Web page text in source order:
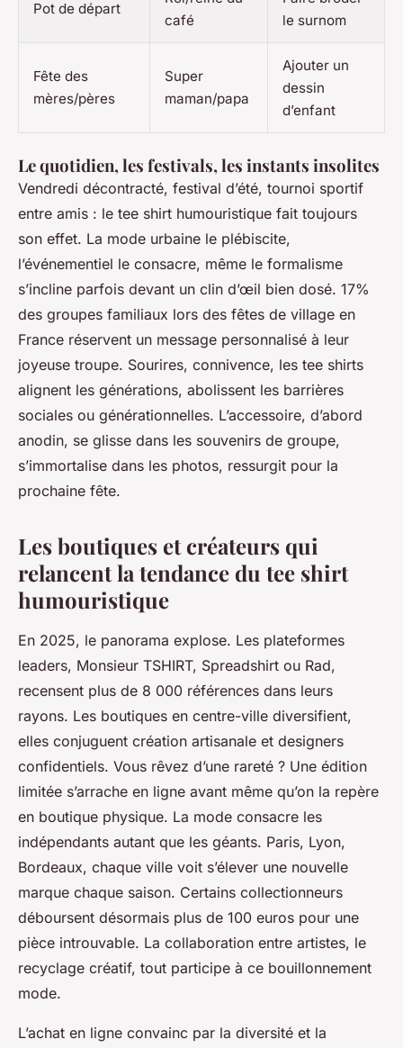
Pot de départ
café
le surnom
Fête des
mères/pères
Super
maman/papa
Ajouter un
dessin
d’enfant
Le quotidien, les festivals, les instants insolites
Vendredi décontracté, festival d’été, tournoi sportif
entre amis : le tee shirt humouristique fait toujours
son effet. La mode urbaine le plébiscite,
l’événementiel le consacre, même le formalisme
s’incline parfois devant un clin d’œil bien dosé. 17%
des groupes familiaux lors des fêtes de village en
France réservent un message personnalisé à leur
joyeuse troupe. Sourires, connivence, les tee shirts
alignent les générations, abolissent les barrières
sociales ou générationnelles. L’accessoire, d’abord
anodin, se glisse dans les souvenirs de groupe,
s’immortalise dans les photos, ressurgit pour la
prochaine fête.
Les boutiques et créateurs qui
relancent la tendance du tee shirt
humouristique
En 2025, le panorama explose. Les plateformes
leaders, Monsieur TSHIRT, Spreadshirt ou Rad,
recensent plus de 8 000 références dans leurs
rayons. Les boutiques en centre-ville diversifient,
elles conjuguent création artisanale et designers
confidentiels. Vous rêvez d’une rareté ? Une édition
limitée s’arrache en ligne avant même qu’on la repère
en boutique physique. La mode consacre les
indépendants autant que les géants. Paris, Lyon,
Bordeaux, chaque ville voit s’élever une nouvelle
marque chaque saison. Certains collectionneurs
déboursent désormais plus de 100 euros pour une
pièce introuvable. La collaboration entre artistes, le
recyclage créatif, tout participe à ce bouillonnement
mode.
L’achat en ligne convainc par la diversité et la